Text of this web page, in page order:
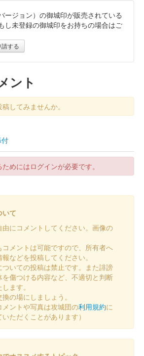
酒井忠次 特別版御城印
と特別版御城印のセット。御城印の台紙
シングペーパー）を使用し、好きな色を
けのオリジナル御城印ができる。御城印に
ます。先……
御殿の完成や吉田大橋の架け替え等の建
ちなみ、ヒノキを使用した御城印。シリア
特別版 切り絵
特別版 切り絵第2弾
小笠原家
ージョン）の御城印が販売されている
し未登録の御城印をお持ちの場合はご
する
ント
してみませんか。
めにはログインが必要です。
いて
由にコメントしてください。画像の
メントは可能ですので、所有者へ
などを投稿してください。
いての投稿は禁止です。また誹謗
傷つける内容など、不適切と判断
ます。
の場にしましょう。
メントや写真は攻城団の利用規約に
ただくことがあります）